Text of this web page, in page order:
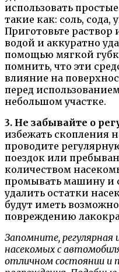
использовать
такие как: соль,
Приготовьте раствор
водой и аккуратно
помощью мягкой
помнить, что эти
влияние на
перед
небольшом участке.
3. Не забывайте о
избежать скопления
проводите
поездок или
количеством
промывать машину и
удалить остатки
будут иметь
повреждению
Запомните, регулярная
насекомых с
отличном состоянии